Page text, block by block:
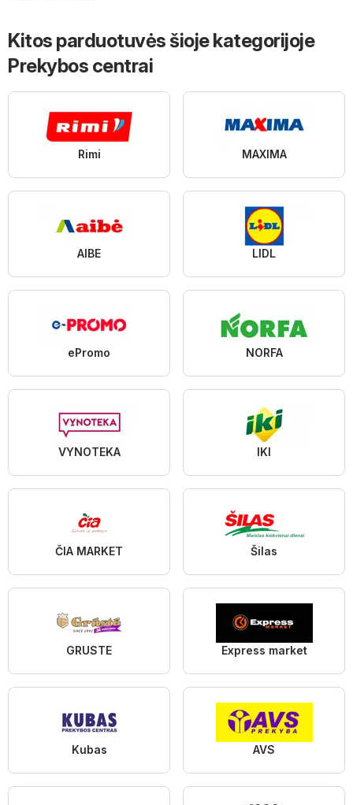
Kitos parduotuvės šioje kategorijoje
Prekybos centrai
Rimi MAXIMA
AIBE LIDL
ePromo NORFA
VYNOTEKA IKI
ČIA MARKET Šilas
GRUSTE Express market
Kubas AVS